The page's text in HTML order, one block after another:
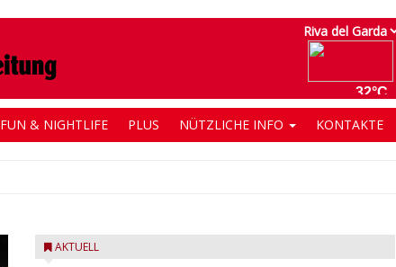
FUN & NIGHTLIFE PLUS NÜTZLICHE INFO KONTAKTE
AKTUELL